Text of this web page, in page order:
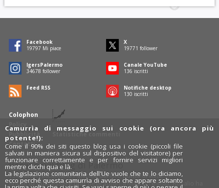
Colophon
Policy
Pubblicità
Contatti
Statistiche commenti
Facebook
19797 Mi piace
X
19771 follower
IgersPalermo
34678 follower
Canale YouTube
136 iscritti
Feed RSS
Notifiche desktop
130 iscritti
Rosalio è il blog di Palermo
754 autoriraccontano Palermo dal loro punto di vista.
Anche tu puoi essere uno degli autori: inviaci un' e-mail. Rosalio ha
Camurrìa di messaggio sui cookie (ora ancora più
potente!):
Come il 90% dei siti questo blog usa i cookie (piccoli file
salvati in maniera sicura sul dispositivo del visitatore) per
funzionare correttamente e per fornire servizi migliori
mentre clicchi qua e là.
La legislazione comunitaria dell'Ue vuole che te lo diciamo,
ecco perché questa camurrìa di avviso che appare soltanto